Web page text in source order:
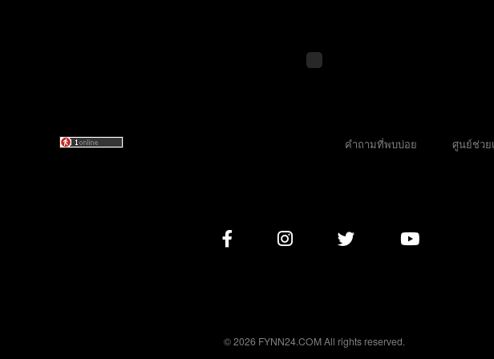
คำถามที่พบบ่อย ศูนย์ช่วย
© 2026 FYNN24.COM All rights reserved.